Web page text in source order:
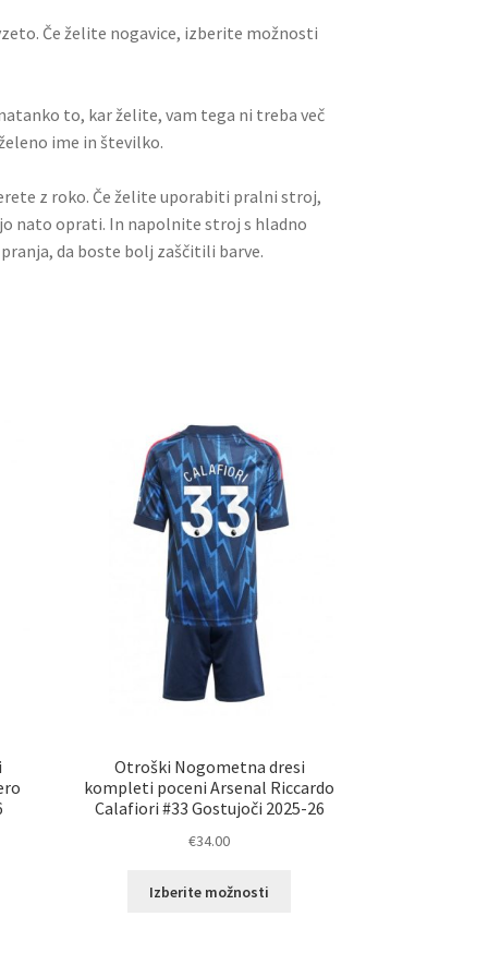
Če želite nogavice, izberite možnosti
to, kar želite, vam tega ni treba več
ime in številko.
z roko. Če želite uporabiti pralni stroj,
nato oprati. In napolnite stroj s hladno
da boste bolj zaščitili barve.
Otroški Nogometna dresi
kompleti poceni Arsenal Riccardo
Calafiori #33 Gostujoči 2025-26
€34.00
Izberite možnosti